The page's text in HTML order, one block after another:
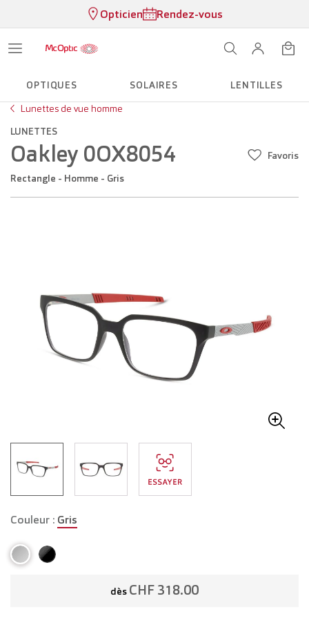
Opticien Rendez-vous
OPTIQUES SOLAIRES
LENTILLES
Lunettes de vue homme
LUNETTES
Oakley 0OX8054
Rectangle - Homme - Gris
Favoris
Couleur : Gris
dès CHF 318.00